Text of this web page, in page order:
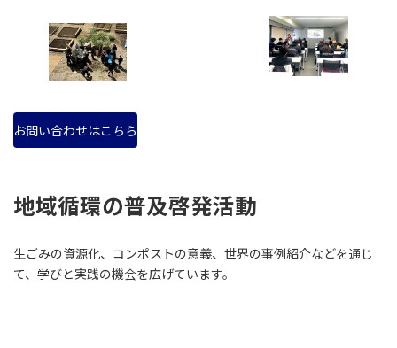
お問い合わせはこちら
地域循環の普及啓発活動
生ごみの資源化、コンポストの意義、世界の事例紹介などを通じ
て、学びと実践の機会を広げています。